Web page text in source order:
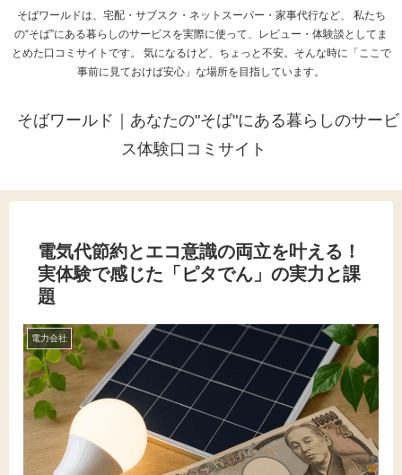
そばワールドは、宅配・サブスク・ネットスーパー・家事代行など、 私たち
の“そば”にある暮らしのサービスを実際に使って、レビュー・体験談としてま
とめた口コミサイトです。 気になるけど、ちょっと不安。そんな時に「ここで
事前に見ておけば安心」な場所を目指しています。
そばワールド｜あなたの"そば"にある暮らしのサービ
ス体験口コミサイト
電気代節約とエコ意識の両立を叶える！
実体験で感じた「ピタでん」の実力と課
題
電力会社